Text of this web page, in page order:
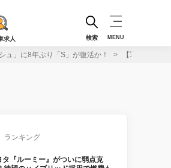
求人 検索 MENU
ュ」に8年ぶり「S」が復活か！ 【写真・4枚
ランキング
タ『ルーミー』がついに弱点克